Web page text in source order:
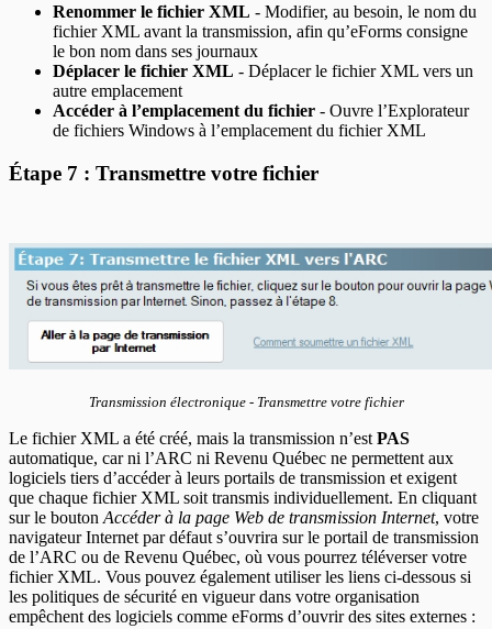
Renommer le fichier XML - Modifier, au besoin, le nom du
fichier XML avant la transmission, afin qu’eForms consigne
le bon nom dans ses journaux
Déplacer le fichier XML - Déplacer le fichier XML vers un
autre emplacement
Accéder à l’emplacement du fichier - Ouvre l’Explorateur
de fichiers Windows à l’emplacement du fichier XML
Étape 7 : Transmettre votre fichier
Transmission électronique - Transmettre votre fichier
Le fichier XML a été créé, mais la transmission n’est PAS
automatique, car ni l’ARC ni Revenu Québec ne permettent aux
logiciels tiers d’accéder à leurs portails de transmission et exigent
que chaque fichier XML soit transmis individuellement. En cliquant
sur le bouton Accéder à la page Web de transmission Internet, votre
navigateur Internet par défaut s’ouvrira sur le portail de transmission
de l’ARC ou de Revenu Québec, où vous pourrez téléverser votre
fichier XML. Vous pouvez également utiliser les liens ci-dessous si
les politiques de sécurité en vigueur dans votre organisation
empêchent des logiciels comme eForms d’ouvrir des sites externes :